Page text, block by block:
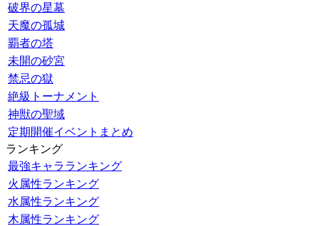
破界の星墓
天魔の孤城
覇者の塔
未開の砂宮
禁忌の獄
絶級トーナメント
神獣の聖域
定期開催イベントまとめ
ランキング
最強キャラランキング
火属性ランキング
水属性ランキング
木属性ランキング